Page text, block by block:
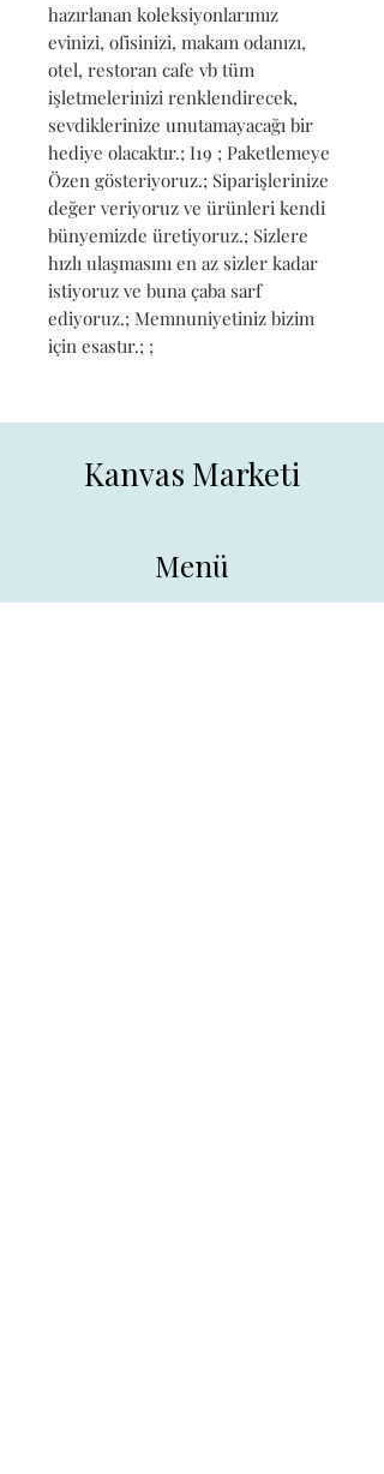
hazırlanan koleksiyonlarımız
evinizi, ofisinizi, makam odanızı,
otel, restoran cafe vb tüm
işletmelerinizi renklendirecek,
sevdiklerinize unutamayacağı bir
hediye olacaktır.; I19 ; Paketlemeye
Özen gösteriyoruz.; Siparişlerinize
değer veriyoruz ve ürünleri kendi
bünyemizde üretiyoruz.; Sizlere
hızlı ulaşmasını en az sizler kadar
istiyoruz ve buna çaba sarf
ediyoruz.; Memnuniyetiniz bizim
için esastır.; ;
Kanvas Marketi
Menü